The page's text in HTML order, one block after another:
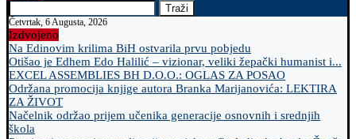
Traži
Četvrtak, 6 Augusta, 2026
Izdvojeno
Na Edinovim krilima BiH ostvarila prvu pobjedu
Otišao je Edhem Edo Halilić – vizionar, veliki žepački humanist i...
EXCEL ASSEMBLIES BH D.O.O.: OGLAS ZA POSAO
Održana promocija knjige autora Branka Marijanovića: LEKTIRA
ZA ŽIVOT
Načelnik održao prijem učenika generacije osnovnih i srednjih
škola